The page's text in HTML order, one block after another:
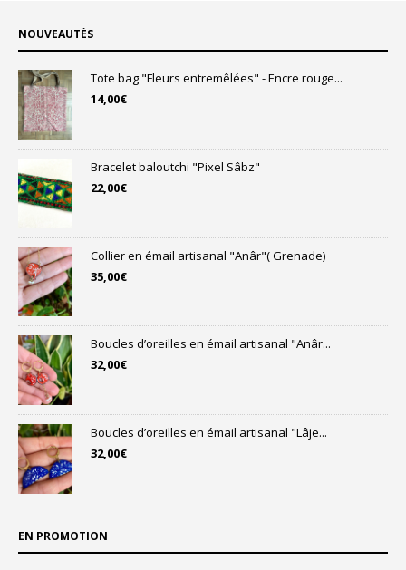
NOUVEAUTÉS
Tote bag "Fleurs entremêlées" - Encre rouge...
14,00€
Bracelet baloutchi "Pixel Sâbz"
22,00€
Collier en émail artisanal "Anâr"( Grenade)
35,00€
Boucles d’oreilles en émail artisanal "Anâr...
32,00€
Boucles d’oreilles en émail artisanal "Lâje...
32,00€
EN PROMOTION